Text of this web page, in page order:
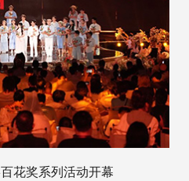
花奖系列活动开幕